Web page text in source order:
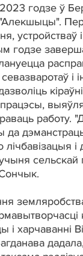
годзе ў
устройстваў
годзе
і
работу.
да
і
сельскай
і харчаванні